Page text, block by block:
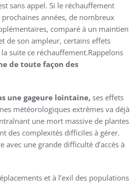
sans appel. Si le réchauffement
années, de nombreux
comparé à un maintien
de son ampleur, certains effets
suite ce réchauffement.Rappelons
de toute façon des
une gageure lointaine, ses effets
météorologiques extrêmes va déjà
une mort massive de plantes
des complexités difficiles à gérer.
une grande difficulté d’accès à
et à l’exil des populations